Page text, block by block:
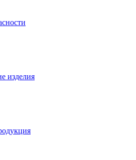
изделия